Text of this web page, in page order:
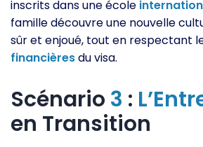
inscrits dans une école
famille découvre une nouvelle
sûr et enjoué, tout en respectant
financièresdu visa.
Scénario 3 :
en Transition